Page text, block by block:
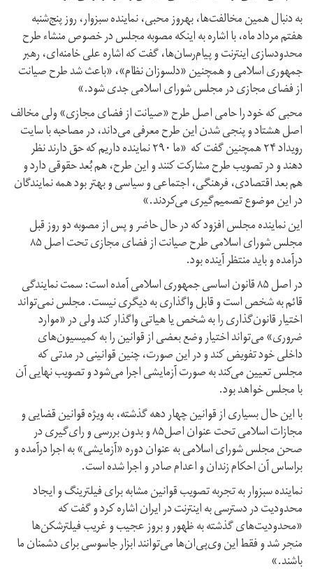
به دنبال همین مخالفت‌ها، بهروز محبی، نماینده سبزوار، روز پنج‌شنبه
هفتم مرداد ماه، با اشاره به اینکه مصوبه مجلس در خصوص منشاء طرح
محدودسازی اینترنت و پیام‌رسان‌ها، گفت که اشاره علی خامنه‌ای، رهبر
جمهوری اسلامی و همچنین «دلسوزان نظام»، «باعث شد طرح صیانت
از فضای مجازی در مجلس شورای اسلامی جدی شود.»
محبی که خود را حامی اصل طرح «صیانت از فضای مجازی» ولی مخالف
اصل هشتاد و پنجی شدن این طرح معرفی می‌داند، در مصاحبه با سایت
رویداد ۲۴ همچنین گفت که «ما ۲۹۰ نماینده داریم که حق دارند نظر
دهند و در تصویب طرح مشارکت کنند و این طرح، هم بُعد حقوقی دارد و
هم بعد اقتصادی، فرهنگی، اجتماعی و سیاسی و بهتر بود همه نمایندگان
در این موضوع تصمیم‌گیری می‌کردند.»
این نماینده مجلس افزود که در حال حاضر و پس از مصوبه دو روز قبل
مجلس شورای اسلامی طرح صیانت از فضای مجازی تحت اصل ۸۵
درآمده و باید منتظر آینده بود.
در اصل ۸۵ قانون اساسی جمهوری اسلامی آمده است: سمت نمایندگی
قائم به شخص است و قابل واگذاری به دیگری نیست. مجلس نمی‌تواند
اختیار قانون‌گذاری را به شخص یا هیاتی واگذار کند ولی در «موارد
ضروری» می‌تواند اختیار وضع بعضی از قوانین را به کمیسیون‌های
داخلی خود تفویض کند و در این صورت، چنین قوانینی در مدتی که
مجلس تعیین می‌کند به صورت آزمایشی اجرا می‌شود و تصویب نهایی آن
با مجلس خواهد بود.
با این حال بسیاری از قوانین چهار دهه گذشته، به ویژه قوانین قضایی و
مجازات اسلامی تحت عنوان اصل۸۵ و بدون بررسی و رای‌گیری در
صحن مجلس شورای اسلامی به عنوان دوره «آزمایشی» به اجرا درآمده‌ و
براساس آن احکام زندان و اعدام صادر و اجرا شده است.
نماینده سبزوار به تجربه تصویب قوانین مشابه برای فیلترینگ و ایجاد
محدودیت در دسترسی به اینترنت در ایران اشاره کرد و گفت که
«محدودیت‌های گذشته به ظهور و بروز عجیب و غریب فیلترشکن‌ها
منجر شد و فقط این وی‌پی‌‎ان‌‌ها می‌توانند ابزار جاسوسی برای دشمنان ما
باشند.»